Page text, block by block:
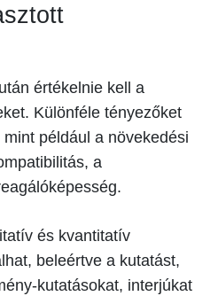
értékelnie kell a
Különféle tényezőket
például a növekedési
a
és kvantitatív
beleértve a kutatást,
kutatásokat, interjúkat